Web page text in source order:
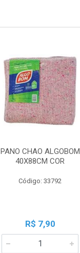
PANO CHAO ALGOBOM
40X88CM COR
Código: 33792
R$ 7,90